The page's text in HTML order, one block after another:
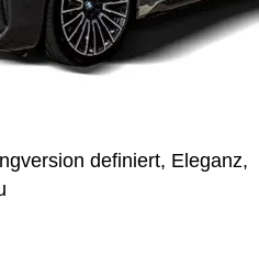
definiert, Eleganz,